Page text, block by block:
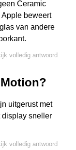
Ceramic
beweert
van andere
volledig antwoord
uitgerust met
display sneller
volledig antwoord